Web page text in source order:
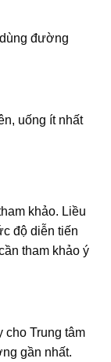
đường
uống ít nhất
khảo. Liều
độ diễn tiến
tham khảo ý
cho Trung tâm
gần nhất.